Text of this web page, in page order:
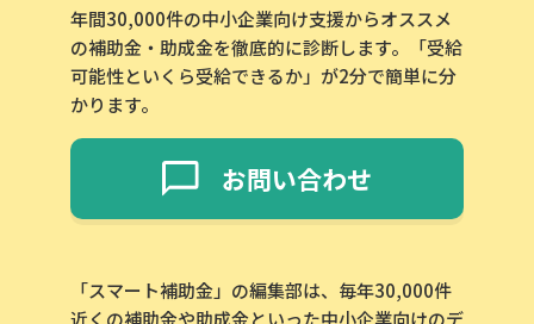
年間30,000件の中小企業向け支援からオススメ
の補助金・助成金を徹底的に診断します。「受給
可能性といくら受給できるか」が2分で簡単に分
かります。
お問い合わせ
「スマート補助金」の編集部は、毎年30,000件
近くの補助金や助成金といった中小企業向けのデ